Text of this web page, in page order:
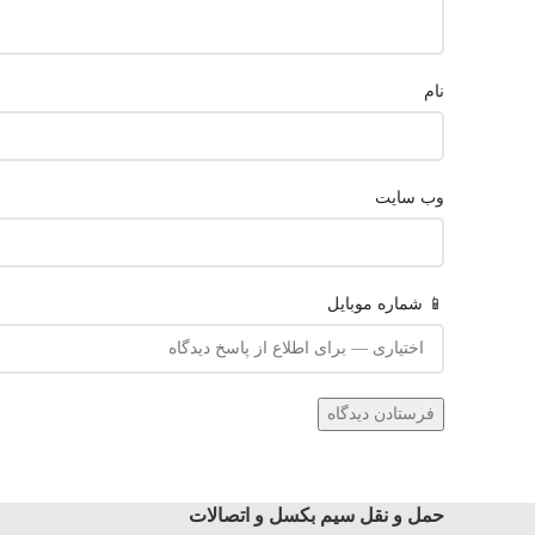
نام
وب‌ سایت
📱 شماره موبایل
حمل و نقل سیم بکسل و اتصالات